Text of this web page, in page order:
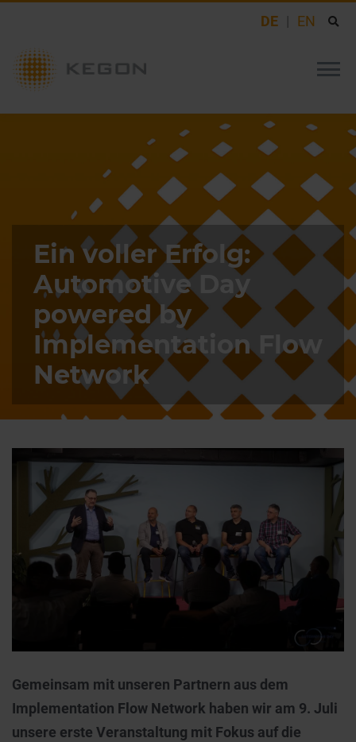
DE EN
Ein voller Erfolg:
Automotive Day
powered by
Implementation Flow
Network
Gemeinsam mit unseren Partnern aus dem
Implementation Flow Network haben wir am 9. Juli
unsere erste Veranstaltung mit Fokus auf die